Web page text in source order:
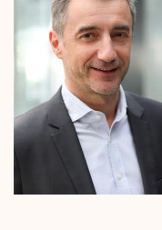
Société
Géopolitique
Le
magazine
Vidéos &